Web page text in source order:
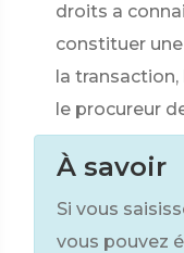
droits a
constituer une
la
le procureur
À savoir
Si vous
vous pouvez